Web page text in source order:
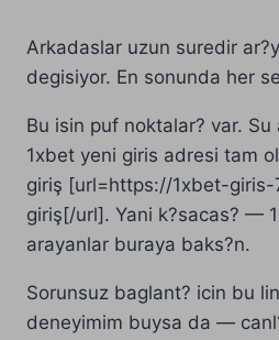
Arkadaslar uzun suredir
degisiyor. En sonunda her
Bu isin puf noktalar? var.
1xbet yeni giris adresi tam
giriş [url=https://1xbet-
giriş[/url]. Yani k?sacas? —
arayanlar buraya baks?n.
Sorunsuz baglant? icin bu
deneyimim buysa da —